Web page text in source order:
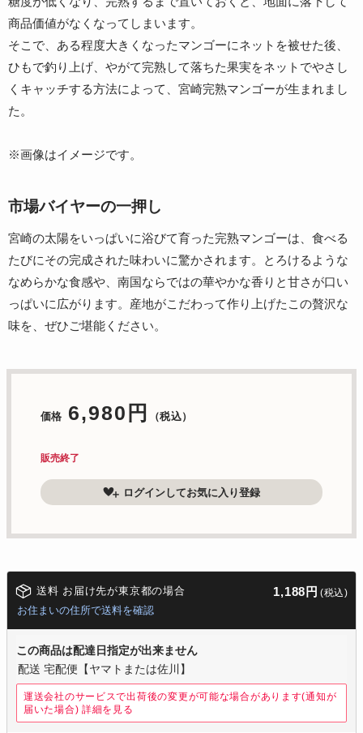
商品価値がなくなってしまいます。
そこで、ある程度大きくなったマンゴーにネットを被せた後、
ひもで釣り上げ、やがて完熟して落ちた果実をネットでやさし
くキャッチする方法によって、宮崎完熟マンゴーが生まれまし
た。
※画像はイメージです。
市場バイヤーの一押し
宮崎の太陽をいっぱいに浴びて育った完熟マンゴーは、食べる
たびにその完成された味わいに驚かされます。とろけるような
なめらかな食感や、南国ならではの華やかな香りと甘さが口い
っぱいに広がります。産地がこだわって作り上げたこの贅沢な
味を、ぜひご堪能ください。
価格 6,980円 （税込）
販売終了
ログインしてお気に入り登録
送料 お届け先が東京都の場合 1,188円 (税込)
お住まいの住所で送料を確認
この商品は配達日指定が出来ません
配送 宅配便【ヤマトまたは佐川】
運送会社のサービスで出荷後の変更が可能な場合があります(通知が
届いた場合) 詳細を見る